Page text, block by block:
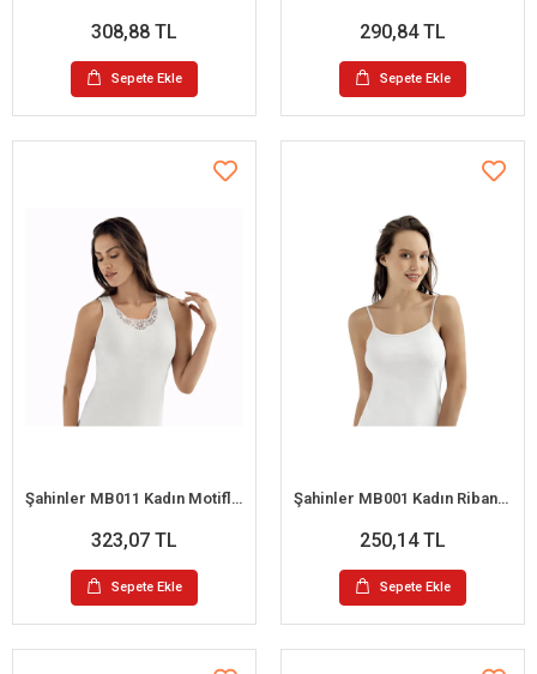
308,88 TL
Sepete Ekle
290,84 TL
Sepete Ekle
Şahinler MB011 Kadın Motifli Ribana Büyük Beden Atlet No:64 (3XL)
323,07 TL
Sepete Ekle
Şahinler MB001 Kadın Ribana İp Askılı Büyük Beden Atlet No:60 (XXL)
250,14 TL
Sepete Ekle